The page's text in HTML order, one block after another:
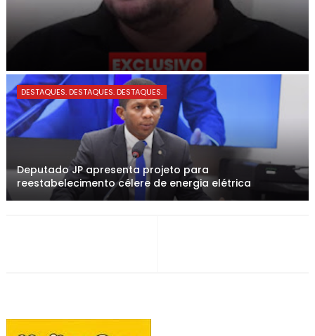
DESTAQUES. DESTAQUES. DESTAQUES.
Deputado JP apresenta projeto para
reestabelecimento célere de energia elétrica